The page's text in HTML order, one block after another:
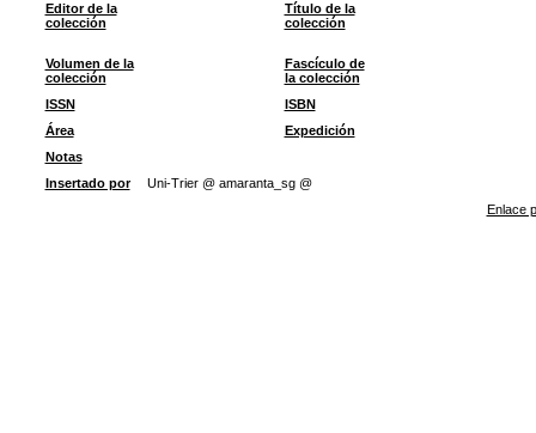
Editor de la
colección
Título de la
colección
Volumen de la
colección
Fascículo de
la colección
ISSN
ISBN
Área
Expedición
Notas
Insertado por
Uni-Trier @ amaranta_sg @
Enlace